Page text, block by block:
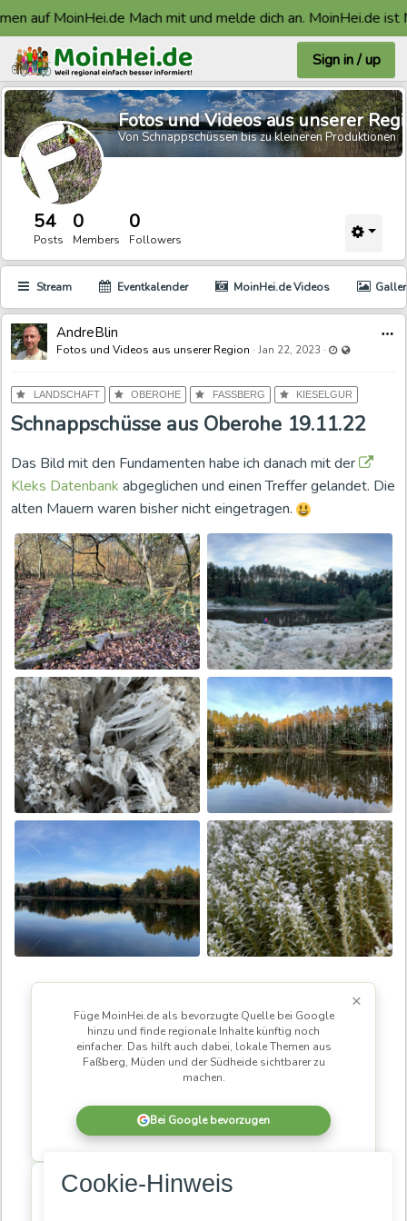
Cookie-Hinweis
auf MoinHei.de Mach mit und melde dich an. MoinHei.de ist
Sign in / up
Fotos und Videos aus unserer
Von Schnappschüssen bis zu kleineren Produktionen
54
Posts
0
Members
0
Followers
Stream Eventkalender MoinHei.de Videos
AndreBlin
Fotos und Videos aus unserer Region · Jan 22, 2023 · Last updated
LANDSCHAFT OBEROHE FASSBERG KIESELGUR
Schnappschüsse aus Oberohe 19.11.22
Das Bild mit den Fundamenten habe ich danach mit der
Kleks Datenbank abgeglichen und einen Treffer gelandet. Die
alten Mauern waren bisher nicht eingetragen.
×
Füge MoinHei.de als bevorzugte Quelle bei Google
hinzu und finde regionale Inhalte künftig noch
einfacher. Das hilft auch dabei, lokale Themen aus
Faßberg, Müden und der Südheide sichtbarer zu
machen.
Bei Google bevorzugen
MoinHei.de betreibe ich kostenlos, damit regionale